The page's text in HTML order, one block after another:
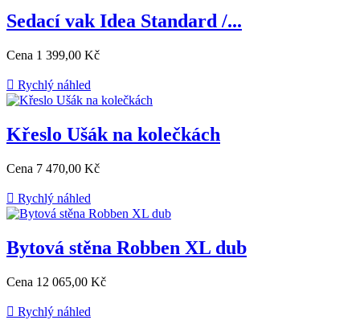
Sedací vak Idea Standard /...
Cena 1 399,00 Kč
 Rychlý náhled
Křeslo Ušák na kolečkách
Cena 7 470,00 Kč
 Rychlý náhled
Bytová stěna Robben XL dub
Cena 12 065,00 Kč
 Rychlý náhled